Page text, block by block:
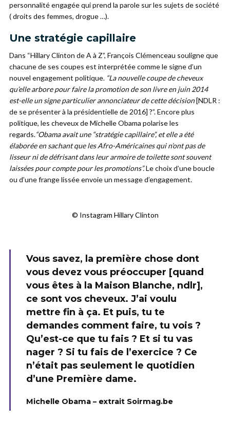
personnalité engagée qui prend la parole sur les sujets de société
( droits des femmes, drogue …).
Une stratégie capillaire
Dans “Hillary Clinton de A à Z”, François Clémenceau souligne que
chacune de ses coupes est interprétée comme le signe d’un
nouvel engagement politique. “La nouvelle coupe de cheveux
qu’elle arbore pour faire la promotion de son livre en juin 2014
est-elle un signe particulier annonciateur de cette décision[NDLR :
de se présenter à la présidentielle de 2016] ?”. Encore plus
politique, les cheveux de Michelle Obama polarise les
regards.“Obama avait une “stratégie capillaire”, et elle a été
élaborée en sachant que les Afro-Américaines qui n’ont pas de
lisseur ni de défrisant dans leur armoire de toilette sont souvent
laissées pour compte pour les promotions”.Le choix d’une boucle
ou d’une frange lissée envoie un message d’engagement.
© Instagram Hillary Clinton
Vous savez, la première chose dont
vous devez vous préoccuper [quand
vous êtes à la Maison Blanche, ndlr],
ce sont vos cheveux. J’ai voulu
mettre fin à ça. Et puis, tu te
demandes comment faire, tu vois ?
Qu’est-ce que tu fais ? Et si tu vas
nager ? Si tu fais de l’exercice ? Ce
n’était pas seulement le quotidien
d’une Première dame.
Michelle Obama – extrait Soirmag.be